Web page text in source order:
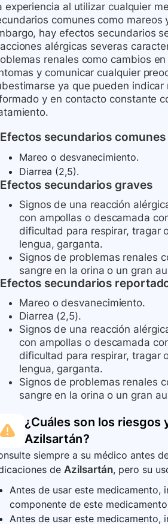
experiencia al utilizar cualquier
comunes como
hay efectos secundarios
alérgicas severas
renales como cambios
y comunicar cualquier
ya que pueden
y en contacto constante
Efectos secundarios comunes
Mareo o desvanecimiento.
Diarrea (2,5).
Efectos secundarios graves
Signos de una reacción
con ampollas o descamada
dificultad para respirar, tragar
lengua, garganta.
Signos de problemas renales
sangre en la orina o un gran
Efectos secundarios
Mareo o desvanecimiento.
Diarrea (2,5).
Signos de una reacción
con ampollas o descamada
dificultad para respirar, tragar
lengua, garganta.
Signos de problemas renales
sangre en la orina o un gran
¿Cuáles son los
Azilsartán?
siempre a su médico antes
de Azilsartán, pero su
Antes de usar este medicamento,
componente de este
Antes de usar este medicamento,